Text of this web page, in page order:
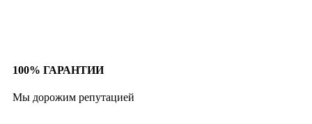
100% ГАРАНТИИ
Мы дорожим репутацией